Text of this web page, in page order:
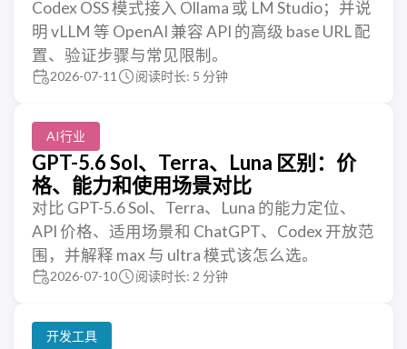
Codex OSS 模式接入 Ollama 或 LM Studio；并说
明 vLLM 等 OpenAI 兼容 API 的高级 base URL 配
置、验证步骤与常见限制。
2026-07-11 阅读时长: 5 分钟
AI行业
GPT-5.6 Sol、Terra、Luna 区别：价
格、能力和使用场景对比
对比 GPT-5.6 Sol、Terra、Luna 的能力定位、
API 价格、适用场景和 ChatGPT、Codex 开放范
围，并解释 max 与 ultra 模式该怎么选。
2026-07-10 阅读时长: 2 分钟
开发工具